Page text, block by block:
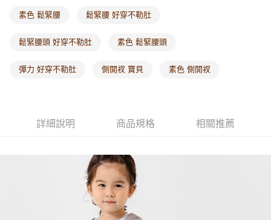
素色 鬆緊腰 鬆緊腰 好穿不勒肚
鬆緊腰頭 好穿不勒肚 素色 鬆緊腰頭
彈力 好穿不勒肚 側開衩 寶貝 素色 側開衩
詳細說明 商品規格 相關推薦